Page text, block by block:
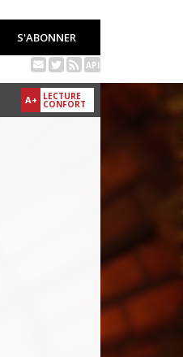
S'ABONNER
API
A+ LECTURE
CONFORT